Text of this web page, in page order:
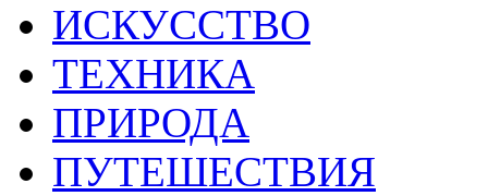
ИСКУССТВО
ТЕХНИКА
ПРИРОДА
ПУТЕШЕСТВИЯ